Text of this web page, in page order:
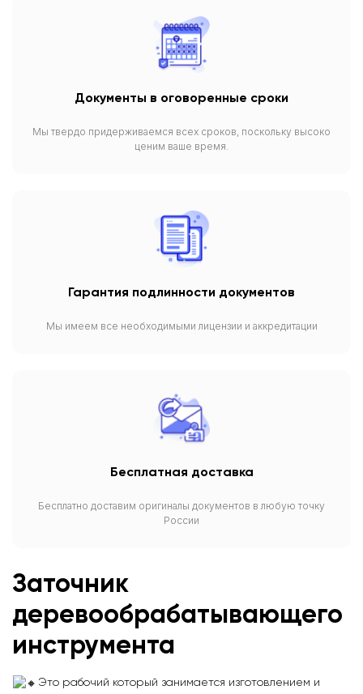
Документы в оговоренные сроки
Мы твердо придерживаемся всех сроков, поскольку высоко
ценим ваше время.
Гарантия подлинности документов
Мы имеем все необходимыми лицензии и аккредитации
Бесплатная доставка
Бесплатно доставим оригиналы документов в любую точку
России
Заточник
деревообрабатывающего
инструмента
Это рабочий который занимается изготовлением и